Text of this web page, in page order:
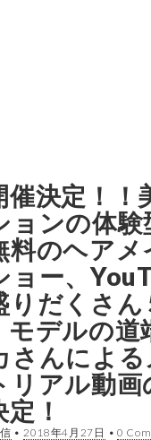
催決定！！
ョンの体験
料のヘアメ
ョー、
りだくさん
モデルの道
さんによる
リアル動画
！
• 2018年4月27日 • 0